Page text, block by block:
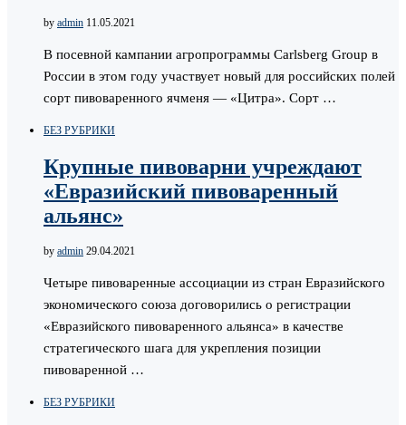
by admin 11.05.2021
В посевной кампании агропрограммы Carlsberg Group в
России в этом году участвует новый для российских полей
сорт пивоваренного ячменя — «Цитра». Сорт …
БЕЗ РУБРИКИ
Крупные пивоварни учреждают
«Евразийский пивоваренный
альянс»
by admin 29.04.2021
Четыре пивоваренные ассоциации из стран Евразийского
экономического союза договорились о регистрации
«Евразийского пивоваренного альянса» в качестве
стратегического шага для укрепления позиции
пивоваренной …
БЕЗ РУБРИКИ